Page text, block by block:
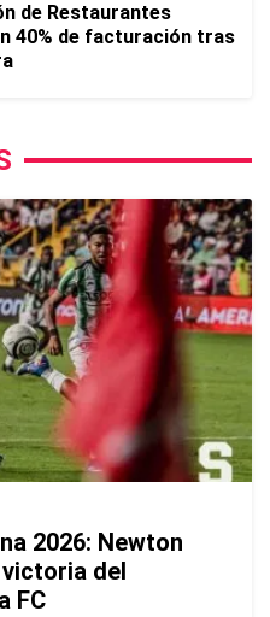
de Restaurantes
40% de facturación tras
2026: Newton
del
FC